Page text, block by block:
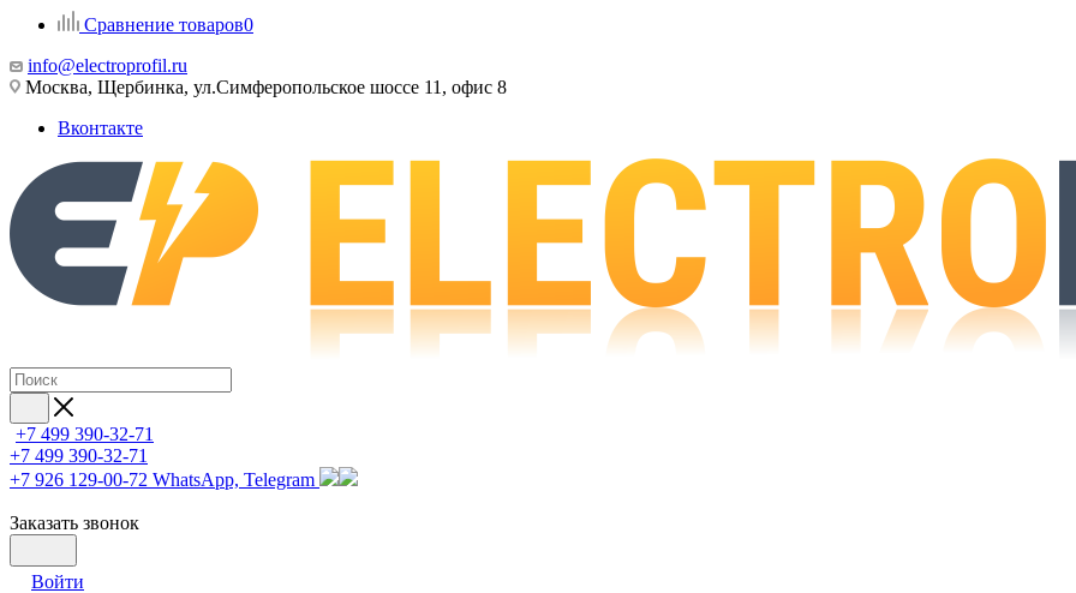
Сравнение товаров0
info@electroprofil.ru
Москва, Щербинка, ул.Симферопольское шоссе 11, офис 8
Вконтакте
+7 499 390-32-71
+7 499 390-32-71
+7 926 129-00-72 WhatsApp, Telegram
Заказать звонок
Войти